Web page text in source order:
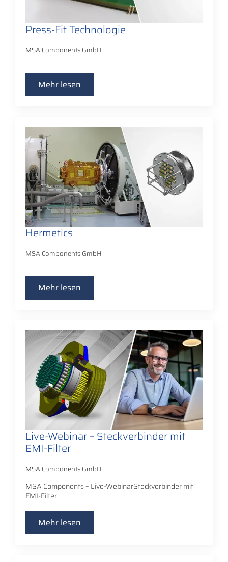
Press-Fit Technologie
MSA Components GmbH
Mehr lesen
Hermetics
MSA Components GmbH
Mehr lesen
Live-Webinar – Steckverbinder mit
EMI-Filter
MSA Components GmbH
MSA Components – Live-WebinarSteckverbinder mit
EMI-Filter
Mehr lesen